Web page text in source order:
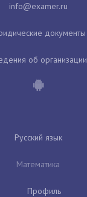
документы
об организации
Русский язык
Математика
Профиль